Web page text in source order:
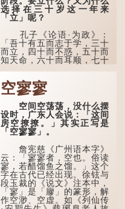
选择在三十岁这一年来
「立」呢？
孔子《论语·为政》：
「吾十有五而志于学，三十
而立，四十而不惑，五十而
知天命，六十而耳顺，七十
在古代，男子一般于二
十岁进行冠礼，冠礼完成后
便是成人，但由于未达壮
年，所以又称「弱冠」。
《礼记·曲礼》明确记载：
「人生十年曰幼，学；二十
曰弱，冠；三十曰壮，有
室。」这说明三十岁...
空寥寥
空间空荡荡，没什么摆
设时，广东人会说：「这间
房空撩撩。」其实正写是
「空寥寥」。
詹宪慈《广州语本字》
云：「寥寥者，空也。俗读
寥，若醋馏鱼之馏。」这个
字在古代已经出现。徐铉与
段玉裁的《说文》注本中，
「寥」是「廫」的篆形，解
作空渺、空虚。如《列仙传